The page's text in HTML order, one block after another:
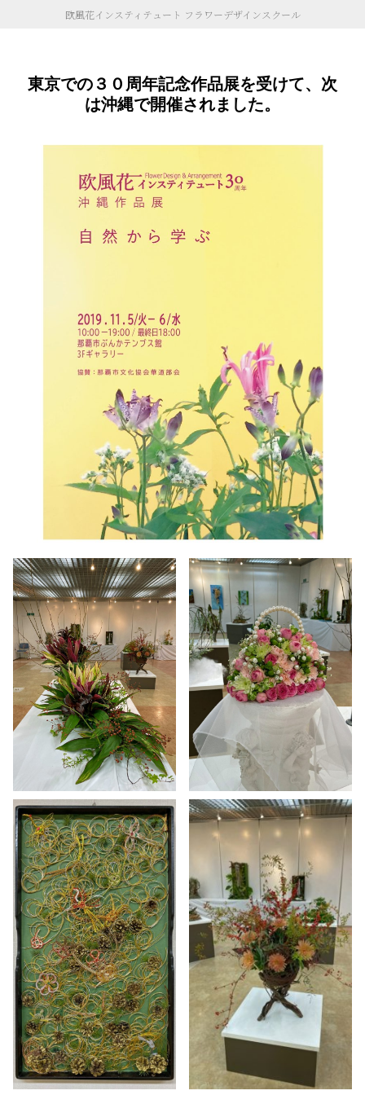
欧風花インスティテュート フラワーデザインスクール
東京での３０周年記念作品展を受けて、次
は沖縄で開催されました。